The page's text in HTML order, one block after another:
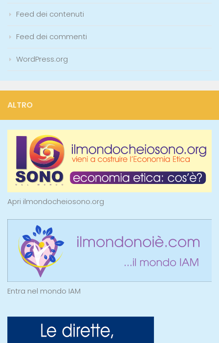
Feed dei contenuti
Feed dei commenti
WordPress.org
ALTRO
Apri ilmondocheiosono.org
Entra nel mondo IAM